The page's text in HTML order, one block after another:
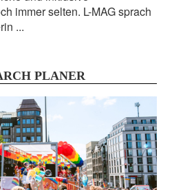
immer selten. L-MAG sprach
...
PLANER